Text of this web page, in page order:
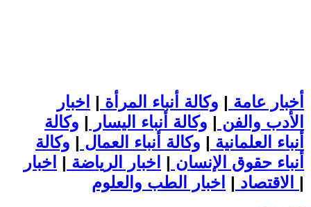
أخبار عامة | وكالة أنباء المرأة | اخبار
الأدب والفن | وكالة أنباء اليسار | وكالة
أنباء العلمانية | وكالة أنباء العمال | وكالة
أنباء حقوق الإنسان | اخبار الرياضة | اخبار
الاقتصاد | |